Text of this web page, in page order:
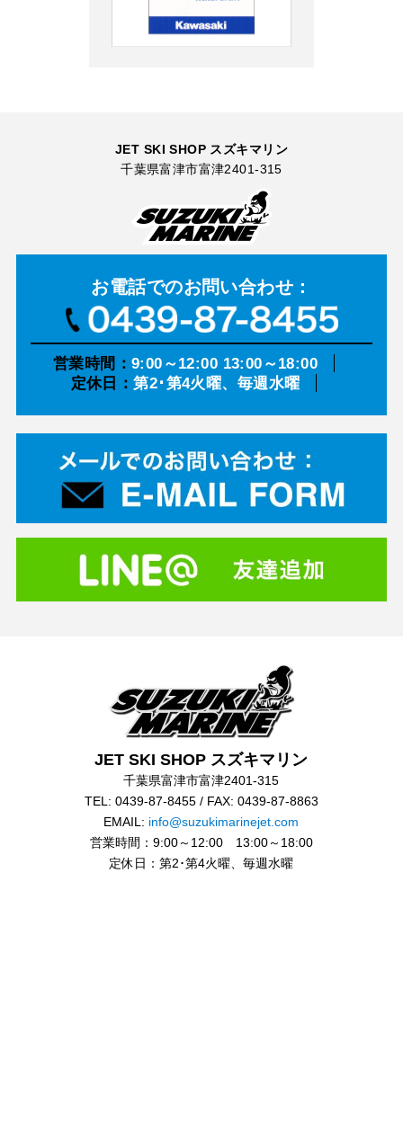
JET SKI SHOP スズキマリン
千葉県富津市富津2401-315
お電話でのお問い合わせ：
営業時間： 9:00～12:00 13:00～18:00
定休日：第2･第4火曜、毎週水曜
JET SKI SHOP スズキマリン
千葉県富津市富津2401-315
TEL: 0439-87-8455 / FAX: 0439-87-8863
EMAIL: info@suzukimarinejet.com
営業時間：9:00～12:00 13:00～18:00
定休日：第2･第4火曜、毎週水曜